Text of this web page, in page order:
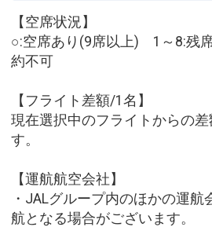
【空席状況】
○:空席あり(9席以上) 1～8:残
約不可
【フライト差額/1名】
現在選択中のフライトからの
す。
【運航航空会社】
・JALグループ内のほかの運航
航となる場合がございます。